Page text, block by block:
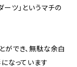
ーツ」というマチの
ができ、無駄な余白
なっています